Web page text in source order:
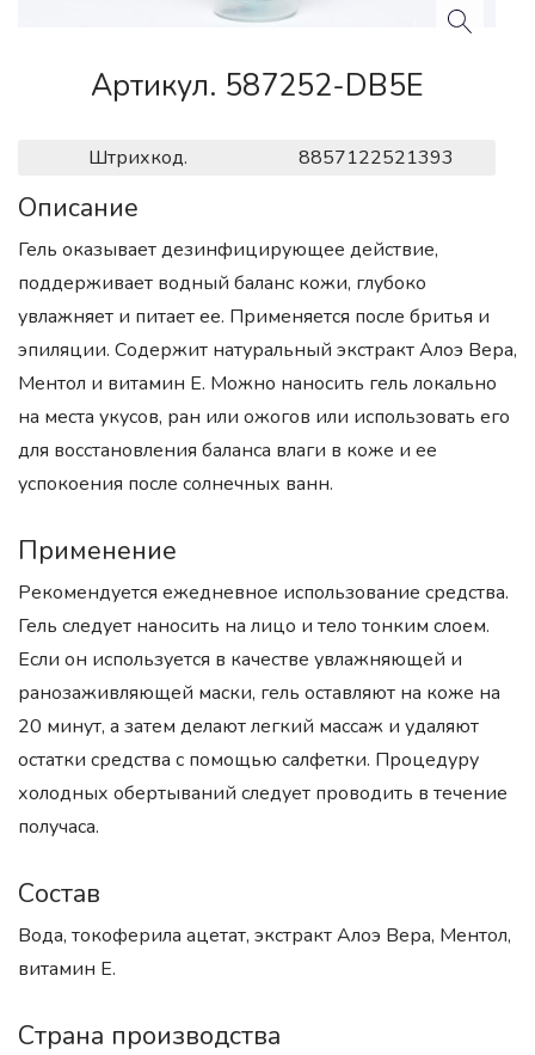
Артикул. 587252-DB5E
Штрихкод. 8857122521393
Описание
Гель оказывает дезинфицирующее действие,
поддерживает водный баланс кожи, глубоко
увлажняет и питает ее. Применяется после бритья и
эпиляции. Содержит натуральный экстракт Алоэ Вера,
Ментол и витамин Е. Можно наносить гель локально
на места укусов, ран или ожогов или использовать его
для восстановления баланса влаги в коже и ее
успокоения после солнечных ванн.
Применение
Рекомендуется ежедневное использование средства.
Гель следует наносить на лицо и тело тонким слоем.
Если он используется в качестве увлажняющей и
ранозаживляющей маски, гель оставляют на коже на
20 минут, а затем делают легкий массаж и удаляют
остатки средства с помощью салфетки. Процедуру
холодных обертываний следует проводить в течение
получаса.
Состав
Вода, токоферила ацетат, экстракт Алоэ Вера, Ментол,
витамин Е.
Страна производства